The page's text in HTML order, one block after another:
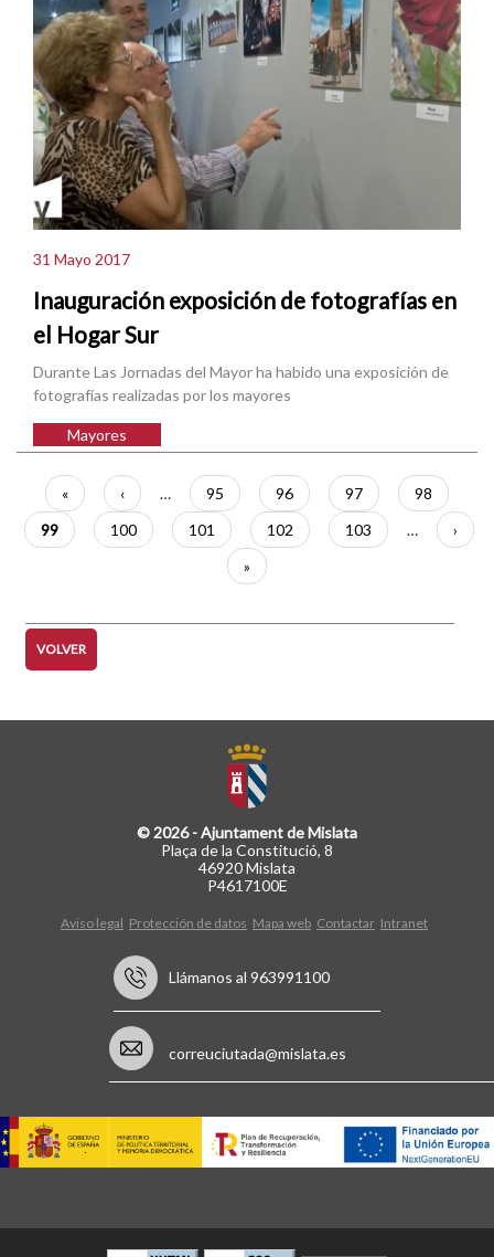
31 Mayo 2017
Inauguración exposición de fotografías en
el Hogar Sur
Durante Las Jornadas del Mayor ha habido una exposición de
fotografías realizadas por los mayores
Mayores
Paginación
Primera
página
«
Página
anterior
‹ … Página
95 Página
96 Página
97 Página
98
Página
actual
99 Página
100 Página
101 Página
102 Página
103 …
›
Última
página
»
VOLVER
© 2026 - Ajuntament de Mislata
Plaça de la Constitució, 8
46920 Mislata
P4617100E
Aviso legal Protección de datos Mapa web Contactar Intranet
Llámanos al 963991100
correuciutada@mislata.es